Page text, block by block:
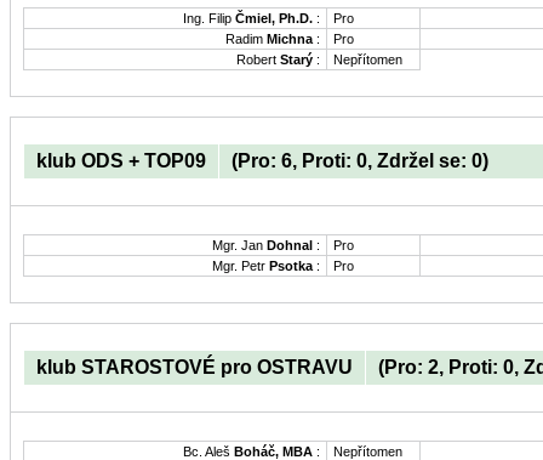
Ing. Filip Čmiel, Ph.D. :
Pro
Radim Michna :
Pro
Robert Starý : Nepřítomen
klub ODS + TOP09 (Pro: 6, Proti: 0, Zdržel se: 0)
Mgr. Jan Dohnal :
Pro
Mgr. Petr Psotka : Pro
klub STAROSTOVÉ pro OSTRAVU (Pro: 2, Proti: 0,
Bc. Aleš Boháč, MBA :
Nepřítomen